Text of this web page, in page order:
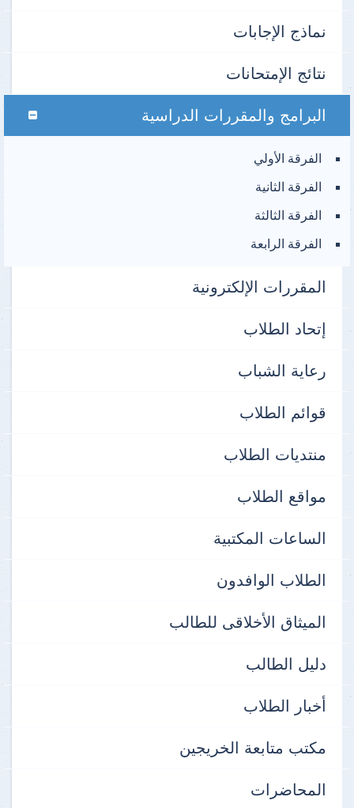
نماذج الإجابات
نتائج الإمتحانات
البرامج والمقررات الدراسية
الفرقة الأولي
الفرقة الثانية
الفرقة الثالثة
الفرقة الرابعة
المقررات الإلكترونية
إتحاد الطلاب
رعاية الشباب
قوائم الطلاب
منتديات الطلاب
مواقع الطلاب
الساعات المكتبية
الطلاب الوافدون
الميثاق الأخلاقى للطالب
دليل الطالب
أخبار الطلاب
مكتب متابعة الخريجين
المحاضرات